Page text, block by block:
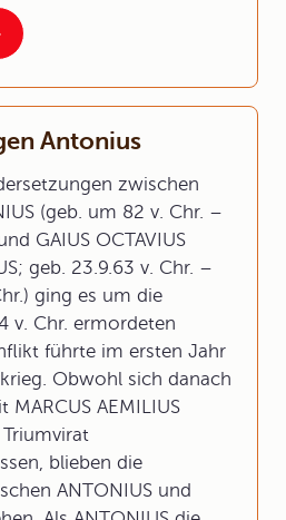
Antonius
zwischen
(geb. um 82 v. Chr. –
GAIUS OCTAVIUS
geb. 23.9.63 v. Chr. –
ging es um die
v. Chr. ermordeten
führte im ersten Jahr
Obwohl sich danach
MARCUS AEMILIUS
Triumvirat
blieben die
ANTONIUS und